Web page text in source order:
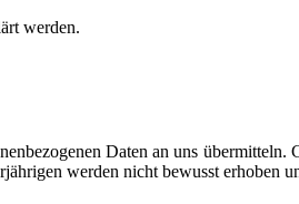
werden.
Daten an uns
werden nicht bewusst erhoben